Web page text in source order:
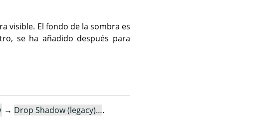
visible. El fondo de la sombra es
se ha añadido después para
→ Drop Shadow (legacy)….